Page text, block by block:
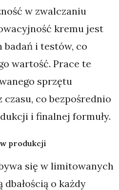
w zwalczaniu
kremu jest
i testów, co
wartość. Prace te
sprzętu
co bezpośrednio
i finalnej formuły.
produkcji
się w limitowanych
o każdy